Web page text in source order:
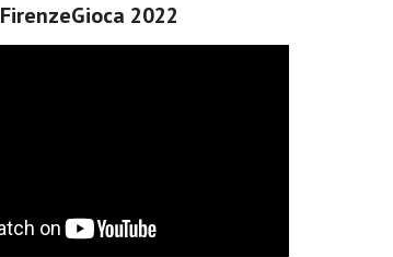
FirenzeGioca 2022